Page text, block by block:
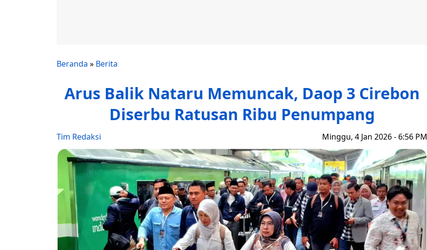
Beranda » Berita
Arus Balik Nataru Memuncak, Daop 3 Cirebon
Diserbu Ratusan Ribu Penumpang
Tim Redaksi Minggu, 4 Jan 2026 - 6:56 PM